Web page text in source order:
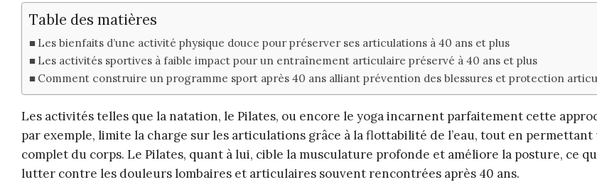
Table des matières
Les bienfaits d’une activité physique douce pour préserver ses articulations à 40 ans et plus
Les activités sportives à faible impact pour un entraînement articulaire préservé à 40 ans et plus
Comment construire un programme sport après 40 ans alliant prévention des blessures et protection
Les activités telles que la natation, le Pilates, ou encore le yoga incarnent parfaitement cette
par exemple, limite la charge sur les articulations grâce à la flottabilité de l’eau, tout en
complet du corps. Le Pilates, quant à lui, cible la musculature profonde et améliore la posture, ce
lutter contre les douleurs lombaires et articulaires souvent rencontrées après 40 ans.